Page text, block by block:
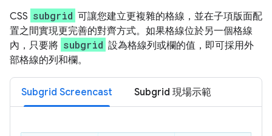
CSS subgrid 可讓您建立更複雜的格線，並在子項版面配
置之間實現更完善的對齊方式。如果格線位於另一個格線
內，只要將 subgrid 設為格線列或欄的值，即可採用外
部格線的列和欄。
Subgrid Screencast Subgrid 現場示範